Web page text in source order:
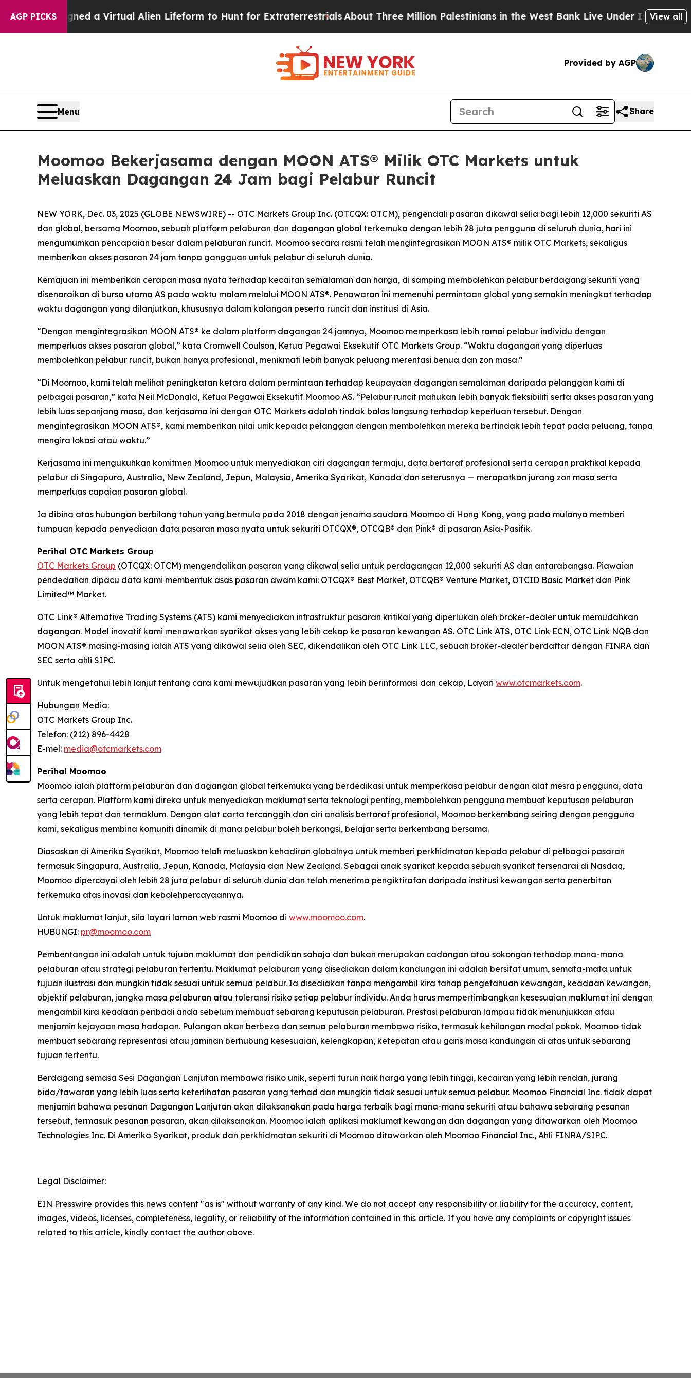
AGP PICKS
Designed a Virtual Alien Lifeform to Hunt for ExtraterrestrialsAbout Three Million Palestinians in the West Bank Live Under Israeli MilitaryView all
Provided by AGP
Menu Share
Moomoo Bekerjasama dengan MOON ATS® Milik OTC Markets untuk
Meluaskan Dagangan 24 Jam bagi Pelabur Runcit
NEW YORK, Dec. 03, 2025 (GLOBE NEWSWIRE) -- OTC Markets Group Inc. (OTCQX: OTCM), pengendali pasaran dikawal selia bagi lebih 12,000 sekuriti AS
dan global, bersama Moomoo, sebuah platform pelaburan dan dagangan global terkemuka dengan lebih 28 juta pengguna di seluruh dunia, hari ini
mengumumkan pencapaian besar dalam pelaburan runcit. Moomoo secara rasmi telah mengintegrasikan MOON ATS® milik OTC Markets, sekaligus
memberikan akses pasaran 24 jam tanpa gangguan untuk pelabur di seluruh dunia.
Kemajuan ini memberikan cerapan masa nyata terhadap kecairan semalaman dan harga, di samping membolehkan pelabur berdagang sekuriti yang
disenaraikan di bursa utama AS pada waktu malam melalui MOON ATS®. Penawaran ini memenuhi permintaan global yang semakin meningkat terhadap
waktu dagangan yang dilanjutkan, khususnya dalam kalangan peserta runcit dan institusi di Asia.
“Dengan mengintegrasikan MOON ATS® ke dalam platform dagangan 24 jamnya, Moomoo memperkasa lebih ramai pelabur individu dengan
memperluas akses pasaran global,” kata Cromwell Coulson, Ketua Pegawai Eksekutif OTC Markets Group. “Waktu dagangan yang diperluas
membolehkan pelabur runcit, bukan hanya profesional, menikmati lebih banyak peluang merentasi benua dan zon masa.”
“Di Moomoo, kami telah melihat peningkatan ketara dalam permintaan terhadap keupayaan dagangan semalaman daripada pelanggan kami di
pelbagai pasaran,” kata Neil McDonald, Ketua Pegawai Eksekutif Moomoo AS. “Pelabur runcit mahukan lebih banyak fleksibiliti serta akses pasaran yang
lebih luas sepanjang masa, dan kerjasama ini dengan OTC Markets adalah tindak balas langsung terhadap keperluan tersebut. Dengan
mengintegrasikan MOON ATS®, kami memberikan nilai unik kepada pelanggan dengan membolehkan mereka bertindak lebih tepat pada peluang, tanpa
mengira lokasi atau waktu.”
Kerjasama ini mengukuhkan komitmen Moomoo untuk menyediakan ciri dagangan termaju, data bertaraf profesional serta cerapan praktikal kepada
pelabur di Singapura, Australia, New Zealand, Jepun, Malaysia, Amerika Syarikat, Kanada dan seterusnya — merapatkan jurang zon masa serta
memperluas capaian pasaran global.
Ia dibina atas hubungan berbilang tahun yang bermula pada 2018 dengan jenama saudara Moomoo di Hong Kong, yang pada mulanya memberi
tumpuan kepada penyediaan data pasaran masa nyata untuk sekuriti OTCQX®, OTCQB® dan Pink® di pasaran Asia-Pasifik.
Perihal OTC Markets Group
OTC Markets Group (OTCQX: OTCM) mengendalikan pasaran yang dikawal selia untuk perdagangan 12,000 sekuriti AS dan antarabangsa. Piawaian
pendedahan dipacu data kami membentuk asas pasaran awam kami: OTCQX® Best Market, OTCQB® Venture Market, OTCID Basic Market dan Pink
Limited™ Market.
OTC Link® Alternative Trading Systems (ATS) kami menyediakan infrastruktur pasaran kritikal yang diperlukan oleh broker-dealer untuk memudahkan
dagangan. Model inovatif kami menawarkan syarikat akses yang lebih cekap ke pasaran kewangan AS. OTC Link ATS, OTC Link ECN, OTC Link NQB dan
MOON ATS® masing-masing ialah ATS yang dikawal selia oleh SEC, dikendalikan oleh OTC Link LLC, sebuah broker-dealer berdaftar dengan FINRA dan
SEC serta ahli SIPC.
Untuk mengetahui lebih lanjut tentang cara kami mewujudkan pasaran yang lebih berinformasi dan cekap, Layari www.otcmarkets.com.
Hubungan Media:
OTC Markets Group Inc.
Telefon: (212) 896-4428
E-mel: media@otcmarkets.com
Perihal Moomoo
Moomoo ialah platform pelaburan dan dagangan global terkemuka yang berdedikasi untuk memperkasa pelabur dengan alat mesra pengguna, data
serta cerapan. Platform kami direka untuk menyediakan maklumat serta teknologi penting, membolehkan pengguna membuat keputusan pelaburan
yang lebih tepat dan termaklum. Dengan alat carta tercanggih dan ciri analisis bertaraf profesional, Moomoo berkembang seiring dengan pengguna
kami, sekaligus membina komuniti dinamik di mana pelabur boleh berkongsi, belajar serta berkembang bersama.
Diasaskan di Amerika Syarikat, Moomoo telah meluaskan kehadiran globalnya untuk memberi perkhidmatan kepada pelabur di pelbagai pasaran
termasuk Singapura, Australia, Jepun, Kanada, Malaysia dan New Zealand. Sebagai anak syarikat kepada sebuah syarikat tersenarai di Nasdaq,
Moomoo dipercayai oleh lebih 28 juta pelabur di seluruh dunia dan telah menerima pengiktirafan daripada institusi kewangan serta penerbitan
terkemuka atas inovasi dan kebolehpercayaannya.
Untuk maklumat lanjut, sila layari laman web rasmi Moomoo di www.moomoo.com.
HUBUNGI: pr@moomoo.com
Pembentangan ini adalah untuk tujuan maklumat dan pendidikan sahaja dan bukan merupakan cadangan atau sokongan terhadap mana-mana
pelaburan atau strategi pelaburan tertentu. Maklumat pelaburan yang disediakan dalam kandungan ini adalah bersifat umum, semata-mata untuk
tujuan ilustrasi dan mungkin tidak sesuai untuk semua pelabur. Ia disediakan tanpa mengambil kira tahap pengetahuan kewangan, keadaan kewangan,
objektif pelaburan, jangka masa pelaburan atau toleransi risiko setiap pelabur individu. Anda harus mempertimbangkan kesesuaian maklumat ini dengan
mengambil kira keadaan peribadi anda sebelum membuat sebarang keputusan pelaburan. Prestasi pelaburan lampau tidak menunjukkan atau
menjamin kejayaan masa hadapan. Pulangan akan berbeza dan semua pelaburan membawa risiko, termasuk kehilangan modal pokok. Moomoo tidak
membuat sebarang representasi atau jaminan berhubung kesesuaian, kelengkapan, ketepatan atau garis masa kandungan di atas untuk sebarang
tujuan tertentu.
Berdagang semasa Sesi Dagangan Lanjutan membawa risiko unik, seperti turun naik harga yang lebih tinggi, kecairan yang lebih rendah, jurang
bida/tawaran yang lebih luas serta keterlihatan pasaran yang terhad dan mungkin tidak sesuai untuk semua pelabur. Moomoo Financial Inc. tidak dapat
menjamin bahawa pesanan Dagangan Lanjutan akan dilaksanakan pada harga terbaik bagi mana-mana sekuriti atau bahawa sebarang pesanan
tersebut, termasuk pesanan pasaran, akan dilaksanakan. Moomoo ialah aplikasi maklumat kewangan dan dagangan yang ditawarkan oleh Moomoo
Technologies Inc. Di Amerika Syarikat, produk dan perkhidmatan sekuriti di Moomoo ditawarkan oleh Moomoo Financial Inc., Ahli FINRA/SIPC.
Legal Disclaimer:
EIN Presswire provides this news content "as is" without warranty of any kind. We do not accept any responsibility or liability for the accuracy, content,
images, videos, licenses, completeness, legality, or reliability of the information contained in this article. If you have any complaints or copyright issues
related to this article, kindly contact the author above.